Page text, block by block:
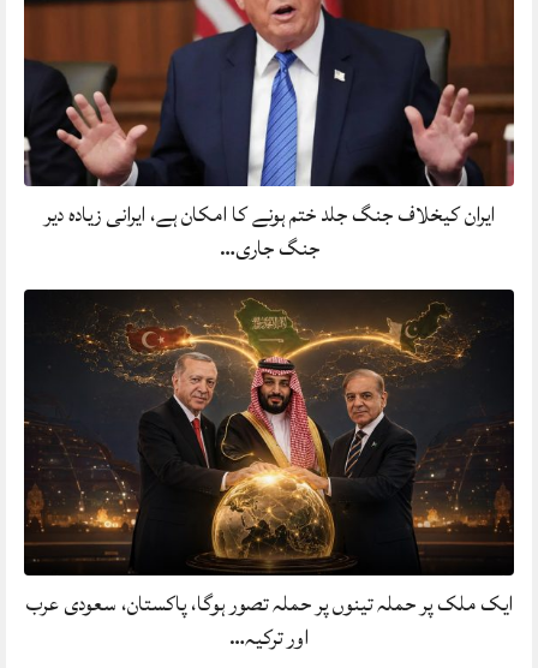
ایران کیخلاف جنگ جلد ختم ہونے کا امکان ہے، ایرانی زیادہ دیر
جنگ جاری…
ایک ملک پر حملہ تینوں پر حملہ تصور ہوگا، پاکستان، سعودی عرب
اور ترکیہ…